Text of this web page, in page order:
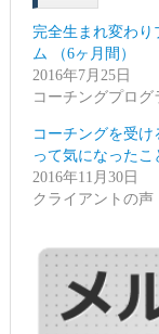
(新
し
い
ウ
ィ
ン
ド
ウ
開
き
ま
す)
ク
し
て
く
だ
さ
い
し
い
ウ
ィ
ン
ド
ウ
き
ま
す)
完全生まれ変わり
ム （6ヶ月間）
2016年7月25日
コーチングプログ
コーチングを受け
って気になったこ
2016年11月30日
クライアントの声